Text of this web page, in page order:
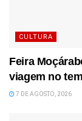
CULTURA
Feira
viagem no
7 DE AGOSTO, 2026